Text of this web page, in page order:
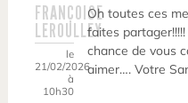
FRANÇOISE
LEROULLEY
le
21/02/2026
à
10h30
Oh toutes ces
faites partager!!!!!
chance de vous
aimer…. Votre